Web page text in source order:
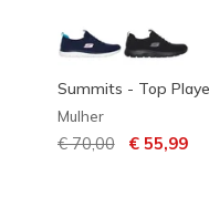
Summits - Top
Mulher
Preço com
€ 70,00para
€ 55,99